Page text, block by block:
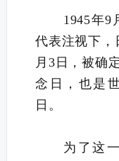
1945年9
代表注视下，
月3日，被确
念日，也是
日。
为了这